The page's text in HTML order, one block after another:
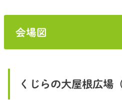
会場図
くじらの大屋根広場